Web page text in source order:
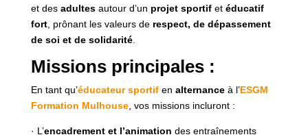
et des adultesautour d’un projet sportifet éducatif
fort, prônant les valeurs derespect, de dépassement
de soi et de solidarité.
Missions principales :
En tant qu’éducateur sportifen alternanceà l’ESGM
Formation Mulhouse, vos missions incluront :
· L’encadrement et l’animation des entraînements